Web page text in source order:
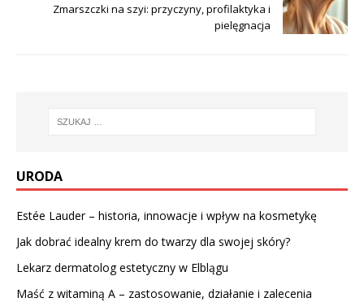
Zmarszczki na szyi: przyczyny, profilaktyka i
pielęgnacja
URODA
Estée Lauder – historia, innowacje i wpływ na kosmetykę
Jak dobrać idealny krem do twarzy dla swojej skóry?
Lekarz dermatolog estetyczny w Elblągu
Maść z witaminą A – zastosowanie, działanie i zalecenia